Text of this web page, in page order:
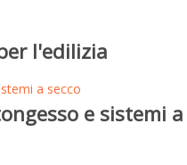
l'edilizia
a secco
e sistemi a